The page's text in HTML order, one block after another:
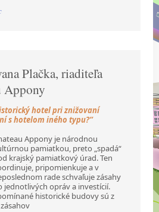
Plačka, riaditeľa
Appony
hotel pri znižovaní
s hotelom iného typu?“
Appony je národnou
pamiatkou, preto „spadá“
krajský pamiatkový úrad. Ten
pripomienkuje a v
rade schvaľuje zásahy
jednotlivých opráv a investícií.
historické budovy sú z